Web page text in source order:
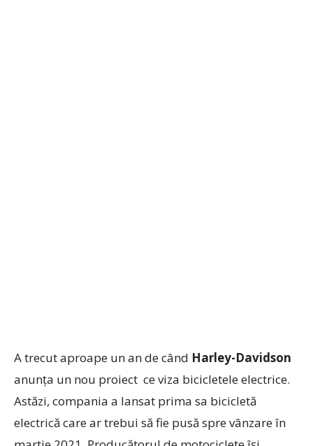
A trecut aproape un an de când Harley-Davidson
anunța un nou proiect ce viza bicicletele electrice.
Astăzi, compania a lansat prima sa bicicletă
electrică care ar trebui să fie pusă spre vânzare în